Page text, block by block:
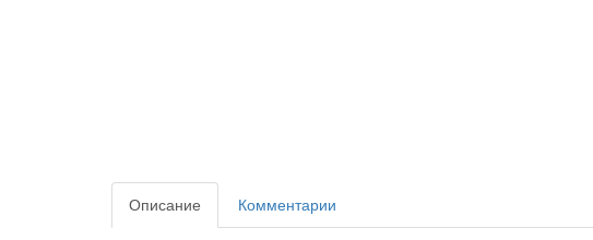
Описание Комментарии